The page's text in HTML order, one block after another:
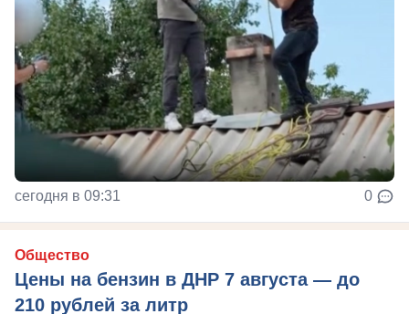
сегодня в 09:31 0
Общество
Цены на бензин в ДНР 7 августа — до
210 рублей за литр